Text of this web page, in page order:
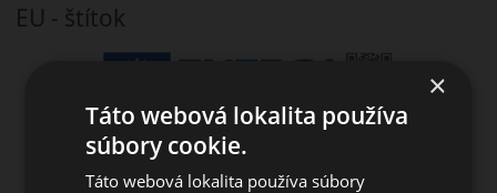
EU - štítok
×
Táto webová lokalita používa
súbory cookie.
Táto webová lokalita používa súbory